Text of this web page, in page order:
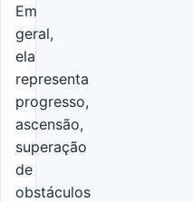
Em
geral,
ela
representa
progresso,
ascensão,
superação
de
obstáculos